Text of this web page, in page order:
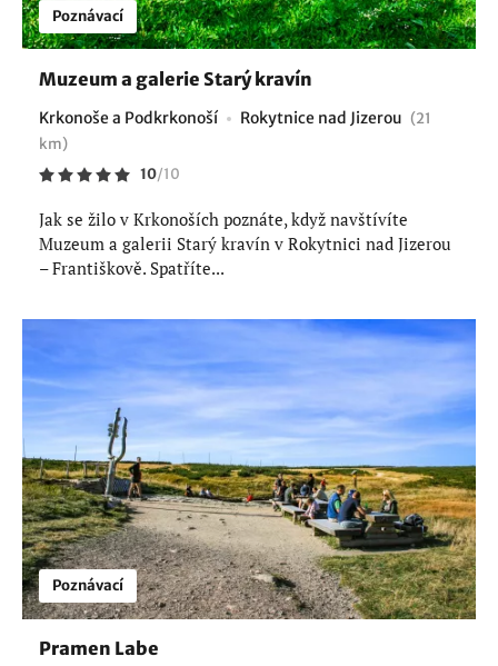
Poznávací
Muzeum a galerie Starý kravín
Krkonoše a Podkrkonoší Rokytnice nad Jizerou (21
km)
10/10
Jak se žilo v Krkonoších poznáte, když navštívíte
Muzeum a galerii Starý kravín v Rokytnici nad Jizerou
– Františkově. Spatříte...
Poznávací
Pramen Labe